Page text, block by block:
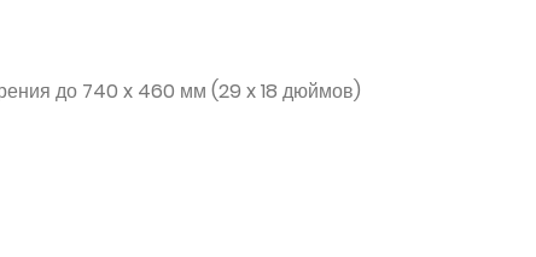
до 740 x 460 мм (29 x 18 дюймов)